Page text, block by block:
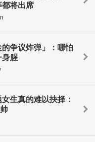
都将出席
争议炸弹」：哪怕
身腥
生真的难以抉择：